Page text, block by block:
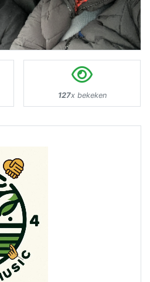
127x bekeken